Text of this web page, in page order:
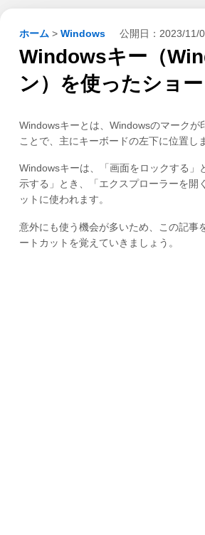
ホーム > Windows 公開日： 2023/11/
Windowsキー（
ン）を使ったショ
Windowsキーとは、Windowsのマークが
ことで、主にキーボードの左下に位置し
Windowsキーは、「画面をロックする」
示する」とき、「エクスプローラーを開
ットに使われます。
意外にも使う機会が多いため、この記事
ートカットを覚えていきましょう。